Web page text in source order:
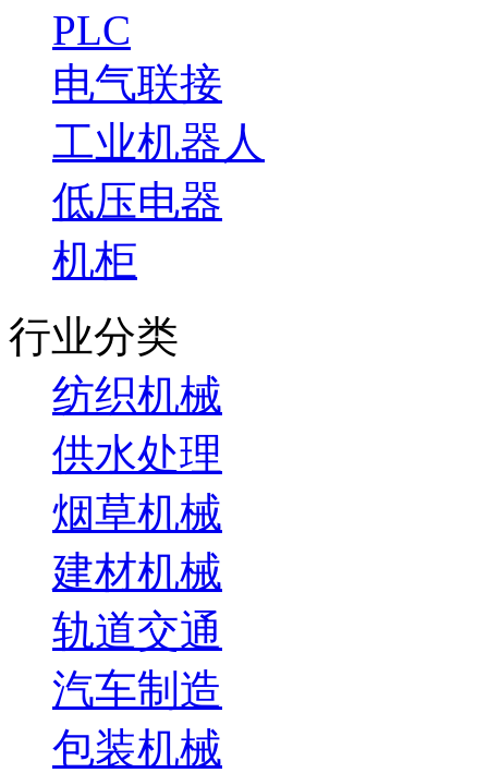
PLC
电气联接
工业机器人
低压电器
机柜
行业分类
纺织机械
供水处理
烟草机械
建材机械
轨道交通
汽车制造
包装机械